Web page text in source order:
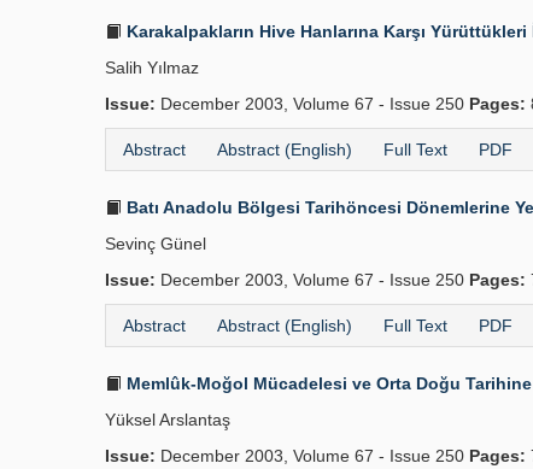
Karakalpakların Hive Hanlarına Karşı
Salih Yılmaz
Issue: December 2003, Volume 67 - Issue 250 Pages:
Abstract Abstract (English) Full Text PDF
Batı Anadolu Bölgesi Tarihöncesi Dönemlerine
Sevinç Günel
Issue: December 2003, Volume 67 - Issue 250 Pages:
Abstract Abstract (English) Full Text PDF
Memlûk-Moğol Mücadelesi ve Orta Doğu
Yüksel Arslantaş
Issue: December 2003, Volume 67 - Issue 250 Pages: